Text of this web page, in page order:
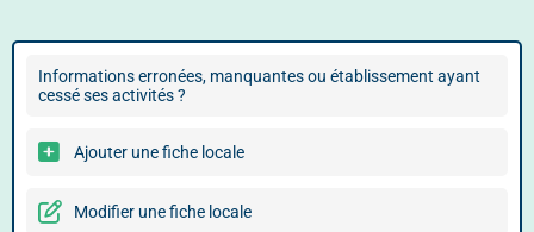
Informations erronées, manquantes ou établissement ayant
cessé ses activités ?
Ajouter une fiche locale
Modifier une fiche locale